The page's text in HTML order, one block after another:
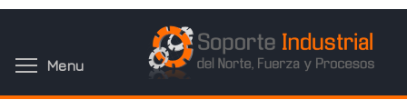
Skip
main
Menu Toggle menu visibility